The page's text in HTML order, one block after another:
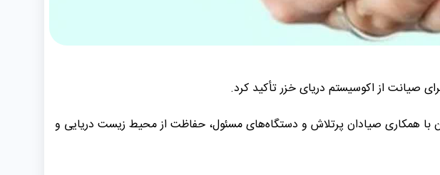
صیانت از اکوسیستم دریای خزر تأکید کرد.
همکاری صیادان پرتلاش و دستگاه‌های مسئول، حفاظت از محیط زیست دریایی و